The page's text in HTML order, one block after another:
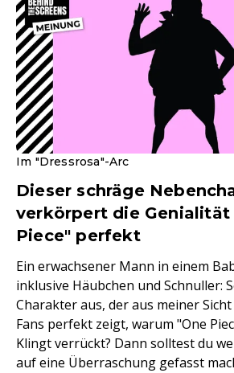
Im "Dressrosa"-Arc
Dieser schräge
verkörpert die Genialität
Piece" perfekt
Ein erwachsener Mann in einem
inklusive Häubchen und Schnuller:
Charakter aus, der aus meiner
Fans perfekt zeigt, warum "One
Klingt verrückt? Dann solltest du
auf eine Überraschung gefasst